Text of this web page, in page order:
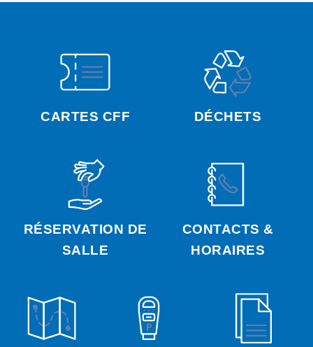
CARTES CFF DÉCHETS
RÉSERVATION DE
SALLE
CONTACTS &
HORAIRES